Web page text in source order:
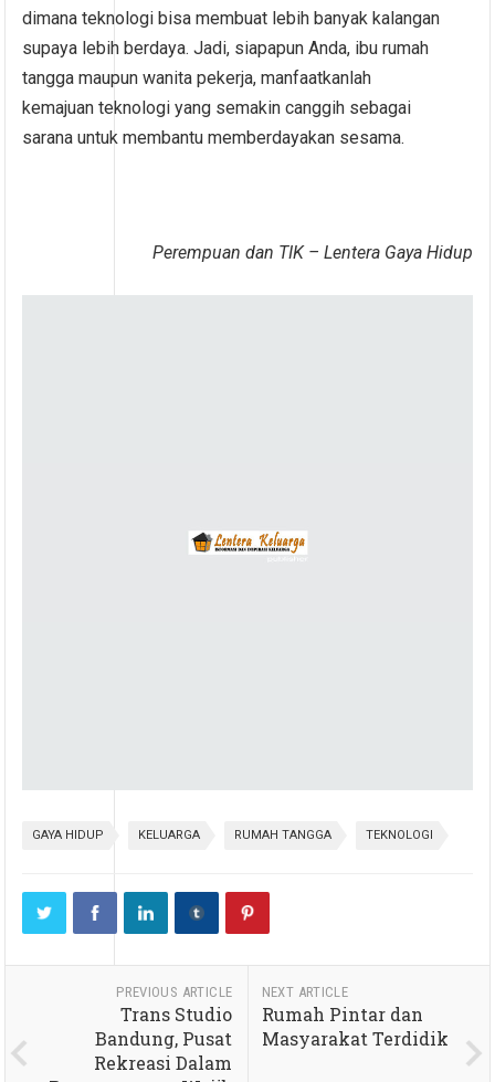
dimana teknologi bisa membuat lebih banyak kalangan
supaya lebih berdaya. Jadi, siapapun Anda, ibu rumah
tangga maupun wanita pekerja, manfaatkanlah
kemajuan teknologi yang semakin canggih sebagai
sarana untuk membantu memberdayakan sesama.
Perempuan dan TIK – Lentera Gaya Hidup
GAYA HIDUP KELUARGA RUMAH TANGGA TEKNOLOGI
PREVIOUS ARTICLE
Trans Studio
Bandung, Pusat
Rekreasi Dalam
NEXT ARTICLE
Rumah Pintar dan
Masyarakat Terdidik